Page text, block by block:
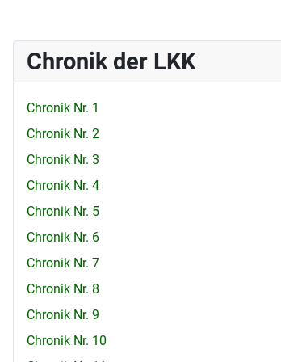
Chronik der LKK
Chronik Nr. 1
Chronik Nr. 2
Chronik Nr. 3
Chronik Nr. 4
Chronik Nr. 5
Chronik Nr. 6
Chronik Nr. 7
Chronik Nr. 8
Chronik Nr. 9
Chronik Nr. 10